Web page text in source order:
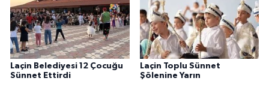
Laçin Belediyesi 12 Çocuğu
Sünnet Ettirdi
Laçin Toplu Sünnet
Şölenine Yarın